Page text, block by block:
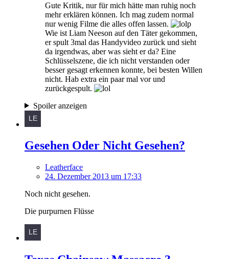
Gute Kritik, nur für mich hätte man ruhig noch
mehr erklären können. Ich mag zudem normal
nur wenig Filme die alles offen lassen.
Wie ist Liam Neeson auf den Täter gekommen,
er spult 3mal das Handyvideo zurück und sieht
da irgendwas, aber was sieht er da? Eine
Schlüsselszene, die ich nicht verstanden oder
besser gesagt erkennen konnte, bei besten Willen
nicht. Hab extra ein paar mal vor und
zurückgespult.
Spoiler anzeigen
Gesehen Oder Nicht Gesehen?
Leatherface
24. Dezember 2013 um 17:33
Noch nicht gesehen.
Die purpurnen Flüsse